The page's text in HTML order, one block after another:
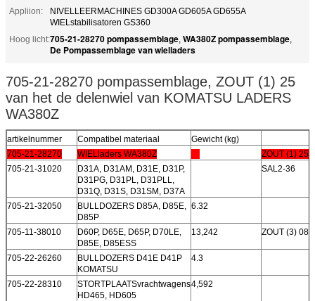
Appliion:
NIVELLEERMACHINES GD300A GD605A GD655A
WIELstabilisatoren GS360
Hoog licht:705-21-28270 pompassemblage, WA380Z pompassemblage,
De Pompassemblage van wielladers
705-21-28270 pompassemblage, ZOUT (1) 25
van het de delenwiel van KOMATSU LADERS
WA380Z
artikelnummer Compatibel materiaal
Gewicht (kg)
705-21-28270
WIELladers WA380Z
ZOUT (1) 25
705-21-31020
D31A, D31AM, D31E, D31P,
D31PG, D31PL, D31PLL,
D31Q, D31S, D31SM, D37A
SAL2-36
705-21-32050
BULLDOZERS D85A, D85E,
D85P
6.32
705-11-38010
D60P, D65E, D65P, D70LE,
D85E, D85ESS
13,242 ZOUT (3) 080
705-22-26260
BULLDOZERS D41E D41P
KOMATSU
4.3
705-22-28310
STORTPLAATSvrachtwagens
HD465, HD605
4,592